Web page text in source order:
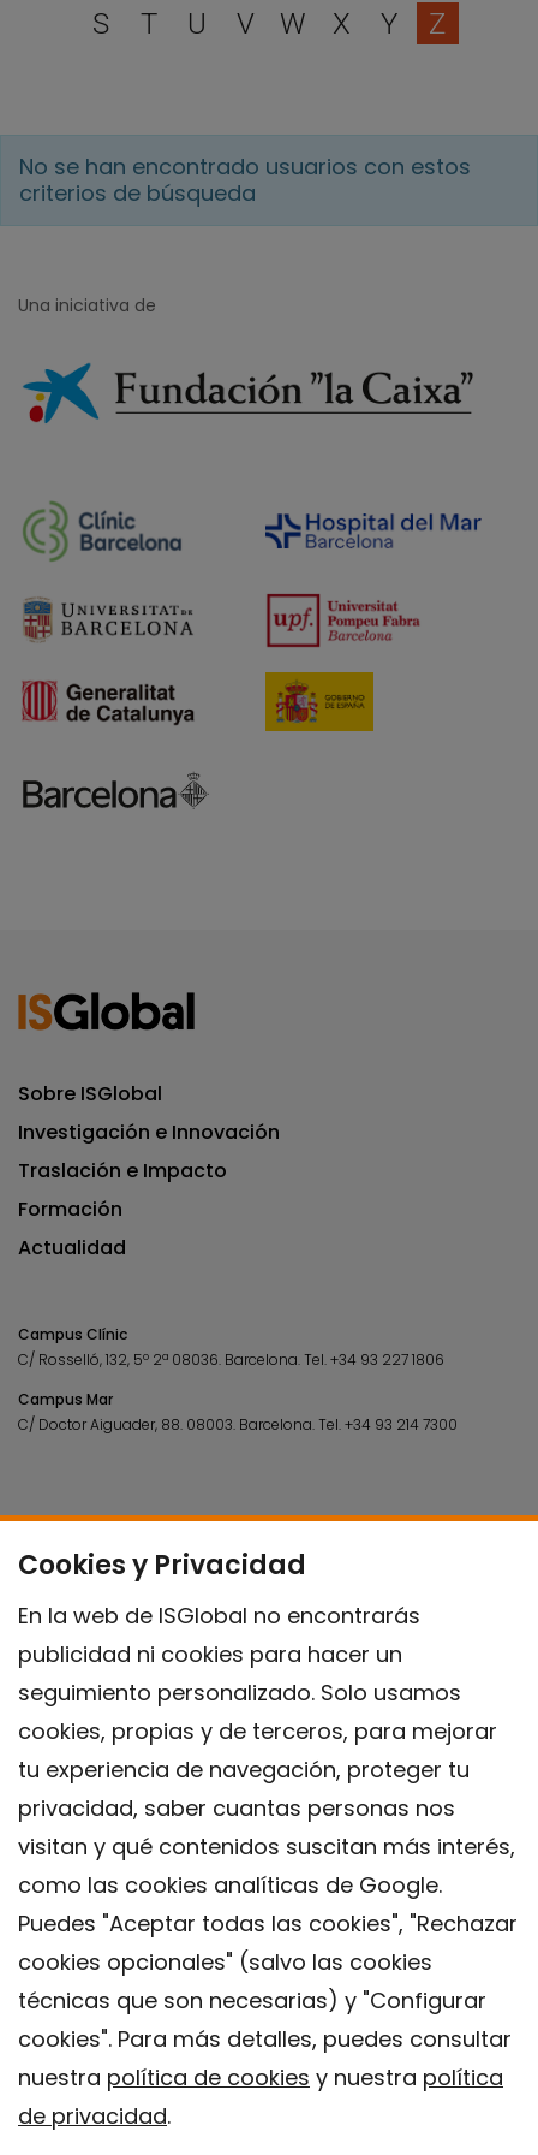
S
T U V W X Y Z
No se han encontrado usuarios con estos
criterios de búsqueda
Cookies y Privacidad
En la web de ISGlobal no encontrarás
publicidad ni cookies para hacer un
seguimiento personalizado. Solo usamos
cookies, propias y de terceros, para mejorar
tu experiencia de navegación, proteger tu
privacidad, saber cuantas personas nos
visitan y qué contenidos suscitan más interés,
como las cookies analíticas de Google.
Puedes "Aceptar todas las cookies", "Rechazar
cookies opcionales" (salvo las cookies
técnicas que son necesarias) y "Configurar
cookies". Para más detalles, puedes consultar
nuestra política de cookies y nuestra política
de privacidad.
Una iniciativa de
Sobre ISGlobal
Investigación e Innovación
Traslación e Impacto
Formación
Actualidad
Campus Clínic
C/ Rosselló, 132, 5º 2ª 08036. Barcelona.Tel.+34 93 227 1806
Campus Mar
C/ Doctor Aiguader, 88. 08003. Barcelona.Tel.+34 93 214 7300
Contacto
Política de privacidad
Política de Cookies